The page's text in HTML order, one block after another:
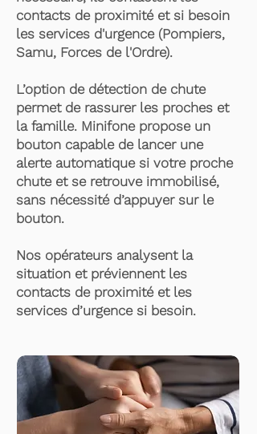
contacts de proximité et si besoin
les services d'urgence (Pompiers,
Samu, Forces de l'Ordre).
L’option de détection de chute
permet de rassurer les proches et
la famille. Minifone propose un
bouton capable de lancer une
alerte automatique si votre proche
chute et se retrouve immobilisé,
sans nécessité d’appuyer sur le
bouton.
Nos opérateurs analysent la
situation et préviennent les
contacts de proximité et les
services d’urgence si besoin.